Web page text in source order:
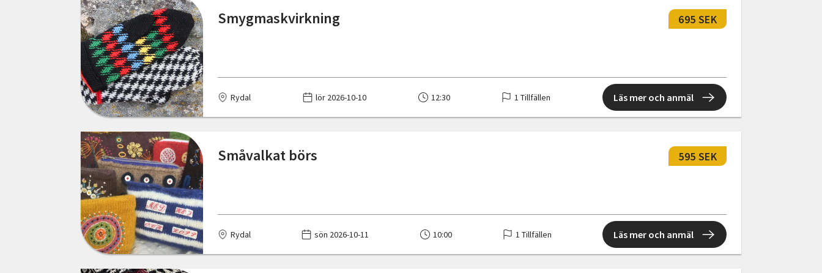
Frösön
Funäsdalen
Färjestaden
Föllinge
Grillby
Gränna
Gällivare
Gävle
Göteborg
Smygmaskvirkning 695 SEK
Rydal lör 2026-10-10 12:30 1 Tillfällen Läs mer och anmäl
Småvalkat börs 595 SEK
Rydal sön 2026-10-11 10:00 1 Tillfällen Läs mer och anmäl